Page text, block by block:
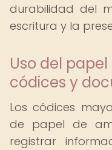
durabilidad del
escritura y la
Uso del
códices y
Los códices
de papel de
registrar